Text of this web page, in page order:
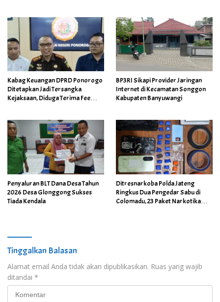
Kabag Keuangan DPRD Ponorogo
Ditetapkan Jadi Tersangka
Kejaksaan, Diduga Terima Fee
BP3RI Sikapi Provider Jaringan
Internet di Kecamatan Songgon
Kabupaten Banyuwangi
Penyaluran BLT Dana Desa Tahun
2026 Desa Glonggong Sukses
Tiada Kendala
Ditresnarkoba Polda Jateng
Ringkus Dua Pengedar Sabu di
Colomadu, 23 Paket Narkotika
Tinggalkan Balasan
Alamat email Anda tidak akan dipublikasikan. Ruas yang wajib
ditandai *